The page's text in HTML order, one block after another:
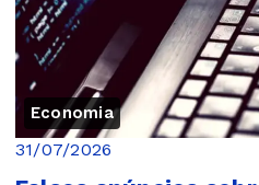
Economia
31/07/2026